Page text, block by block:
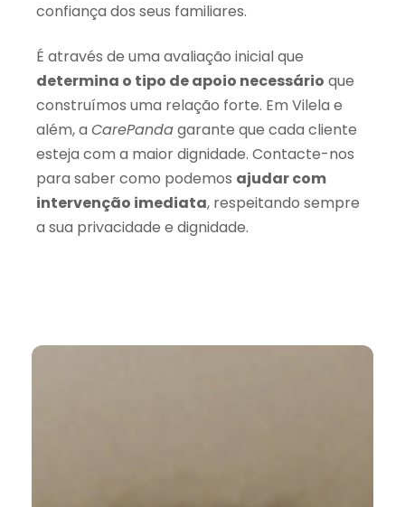
confiança dos seus familiares.
É através de uma avaliação inicial que
determina o tipo de apoio necessário que
construímos uma relação forte. Em Vilela e
além, a CarePandagarante que cada cliente
esteja com a maior dignidade. Contacte-nos
para saber como podemos ajudar com
intervenção imediata, respeitando sempre
a sua privacidade e dignidade.